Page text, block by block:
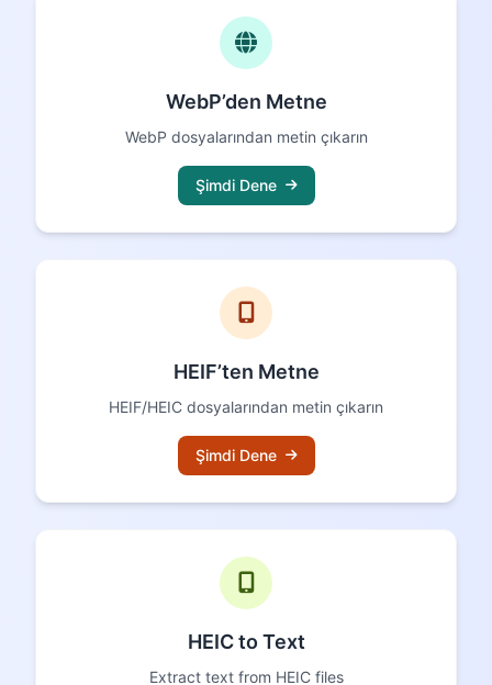
WebP’den Metne
WebP dosyalarından metin çıkarın
Şimdi Dene
HEIF’ten Metne
HEIF/HEIC dosyalarından metin çıkarın
Şimdi Dene
HEIC to Text
Extract text from HEIC files